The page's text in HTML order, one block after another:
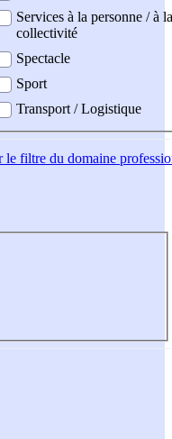
Services à la personne / à la
collectivité
Spectacle
Sport
Transport / Logistique
le filtre du domaine